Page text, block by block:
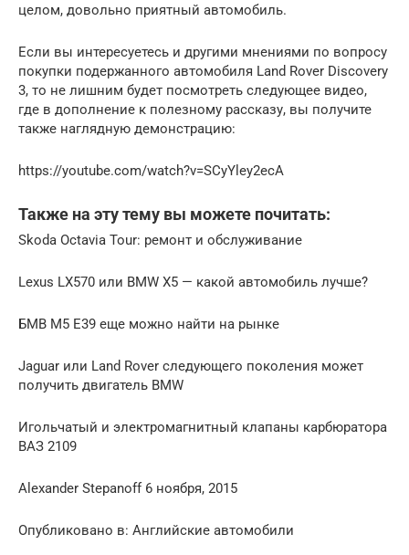
целом, довольно приятный автомобиль.
Если вы интересуетесь и другими мнениями по вопросу
покупки подержанного автомобиля Land Rover Discovery
3, то не лишним будет посмотреть следующее видео,
где в дополнение к полезному рассказу, вы получите
также наглядную демонстрацию:
https://youtube.com/watch?v=SCyYley2ecA
Также на эту тему вы можете почитать:
Skoda Octavia Tour: ремонт и обслуживание
Lexus LX570 или BMW X5 — какой автомобиль лучше?
БМВ М5 Е39 еще можно найти на рынке
Jaguar или Land Rover следующего поколения может
получить двигатель BMW
Игольчатый и электромагнитный клапаны карбюратора
ВАЗ 2109
Alexander Stepanoff 6 ноября, 2015
Опубликовано в: Английские автомобили